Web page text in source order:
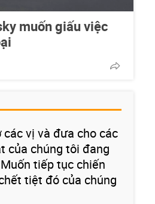
muốn giấu việc
vị và đưa cho các
của chúng tôi đang
tiếp tục chiến
tiệt đó của chúng